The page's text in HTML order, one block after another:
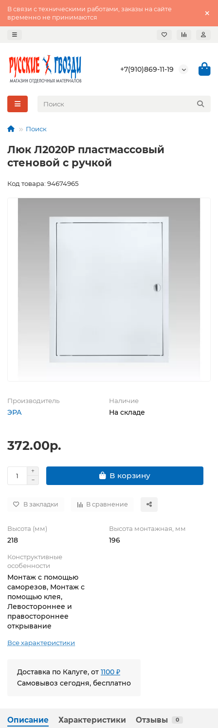
В связи с техническими работами, заказы на сайте
временно не принимаются
+7(910)869-11-19
Поиск
Люк Л2020Р пластмассовый
стеновой с ручкой
Код товара: 94674965
Производитель
ЭРА
Наличие
На складе
372.00р.
В корзину
В закладки В сравнение
Высота (мм)
218
Высота монтажная, мм
196
Конструктивные
особенности
Монтаж с помощью
саморезов, Монтаж с
помощью клея,
Левостороннее и
правостороннее
открывание
Все характеристики
Доставка по Калуге, от 1100 ₽
Самовывоз сегодня, бесплатно
Описание Характеристики Отзывы 0